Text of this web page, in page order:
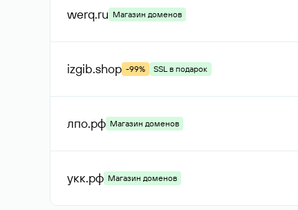
werq.ru Магазин доменов
izgib.shop -99% SSL в подарок
лпо.рф Магазин доменов
укк.рф Магазин доменов